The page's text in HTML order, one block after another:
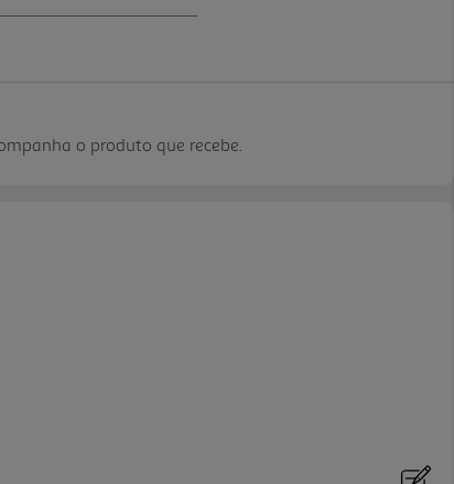
o produto que recebe.